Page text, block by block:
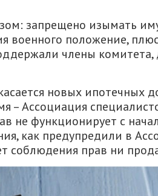
запрещено изымать
военного положение,
члены комитета,
новых ипотечных
– Ассоциация
не функционирует с
как предупредили в
соблюдения прав ни